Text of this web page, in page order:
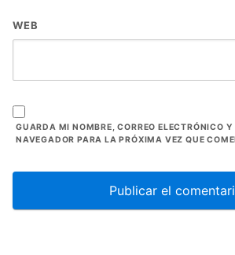
WEB
GUARDA MI NOMBRE, CORREO ELECTRÓNICO Y
NAVEGADOR PARA LA PRÓXIMA VEZ QUE